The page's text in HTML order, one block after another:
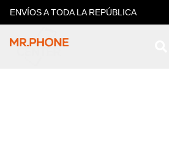
ENVÍOS A TODA LA REPÚBLICA